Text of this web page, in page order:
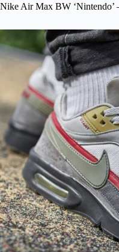
Nike Air Max BW ‘Nintendo’